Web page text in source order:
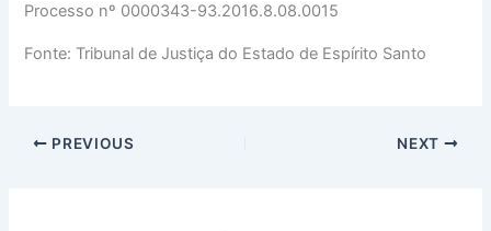
Processo nº 0000343-93.2016.8.08.0015
Fonte: Tribunal de Justiça do Estado de Espírito Santo
PREVIOUS NEXT